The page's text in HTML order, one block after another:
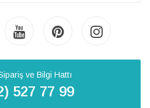
ve Bilgi Hattı
527 77 99